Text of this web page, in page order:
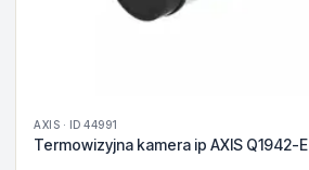
AXIS · ID 44991
Termowizyjna kamera ip AXIS Q1942-E